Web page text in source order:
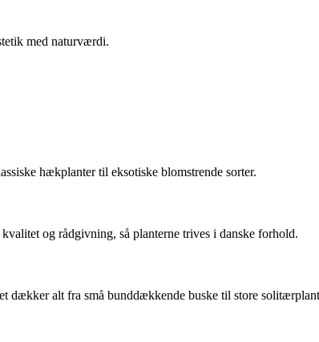
med naturværdi.
hækplanter til eksotiske blomstrende sorter.
og rådgivning, så planterne trives i danske forhold.
dækker alt fra små bunddækkende buske til store